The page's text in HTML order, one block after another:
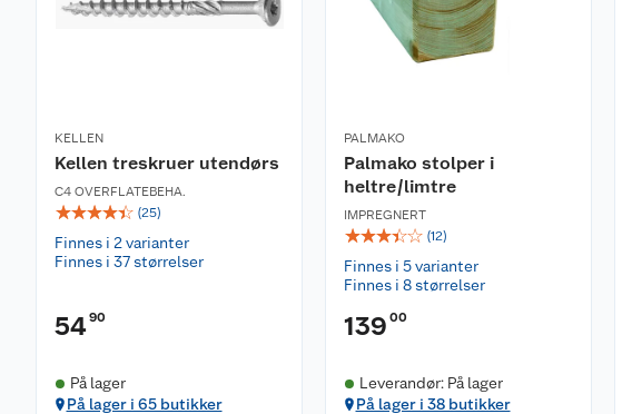
KELLEN
Kellen treskruer utendørs
C4 OVERFLATEBEHA.
☆☆☆☆☆ (25)
Finnes i 2 varianter
Finnes i 37 størrelser
5490
På lager
På lager i 65 butikker
PALMAKO
Palmako stolper i
heltre/limtre
IMPREGNERT
☆☆☆☆☆ (12)
Finnes i 5 varianter
Finnes i 8 størrelser
139 00
Leverandør: På lager
På lager i 38 butikker